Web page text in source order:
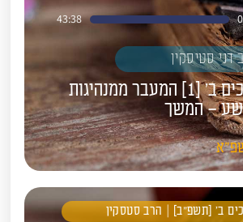
43:38
דני סטיסקין
פרק ב | מלכים ב' [1] המעבר ממנהיגות
– המשך
ב' [תשפ"ב] | הרב סטסקין